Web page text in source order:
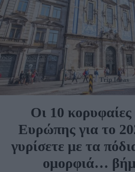
Trip Ideas
Οι 10 κορυφαίες
Ευρώπης για το
γυρίσετε με τα
ομορφιά…